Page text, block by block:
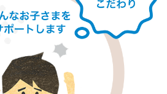
LITALICO発達ナビ